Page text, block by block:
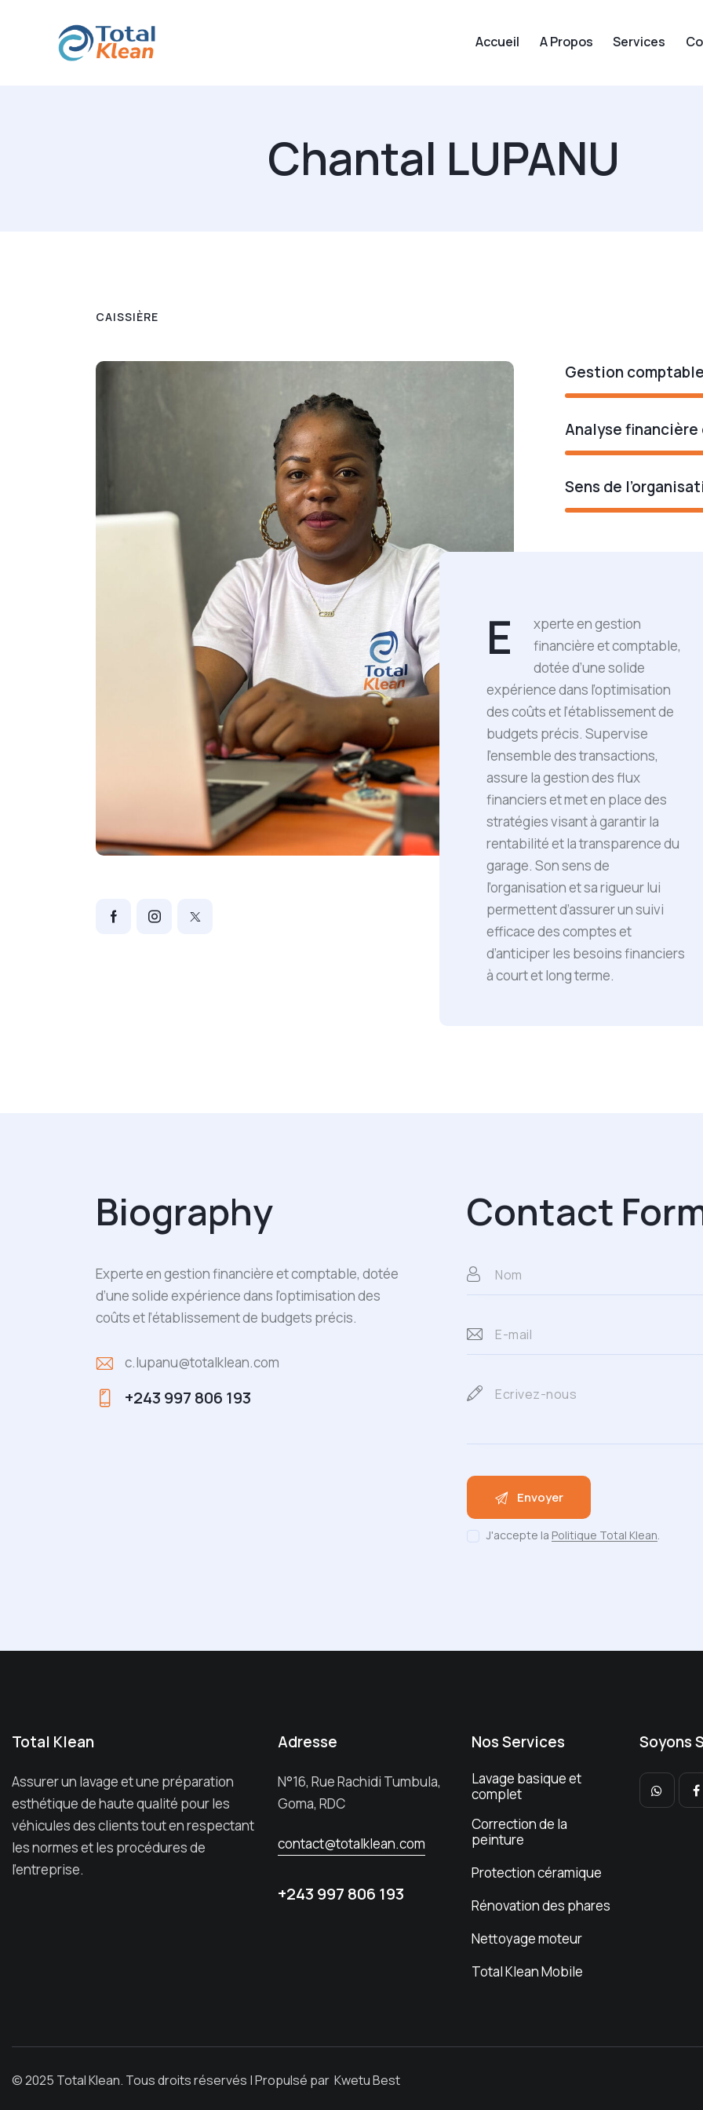
Accueil A Propos Services
Chantal LUPANU
CAISSIÈRE
Gestion
Analyse
Sens de
E
xperte en gestion
financière et comptable,
dotée d’une solide
expérience dans l’optimisation
des coûts et l’établissement de
budgets précis. Supervise
l’ensemble des transactions,
assure la gestion des flux
financiers et met en place des
stratégies visant à garantir la
rentabilité et la transparence du
garage. Son sens de
l’organisation et sa rigueur lui
permettent d’assurer un suivi
efficace des comptes et
d’anticiper les besoins financiers
à court et long terme.
Biography
Experte en gestion financière et comptable, dotée
d’une solide expérience dans l’optimisation des
coûts et l’établissement de budgets précis.
E-
m
c.lupanu@totalklean.com
+243 997 806 193
Contact
J'accepte la Politique Total Klean.
Total Klean
Assurer un lavage et une préparation
esthétique de haute qualité pour les
véhicules des clients tout en respectant
les normes et les procédures de
l’entreprise.
Adresse
N°16, Rue Rachidi Tumbula,
Goma, RDC
contact@totalklean.com
+243 997 806 193
Nos Services
Lavage basique et
complet
Correction de la
peinture
Protection céramique
Rénovation des phares
Nettoyage moteur
Total Klean Mobile
Soyons
© 2025 Total Klean. Tous droits réservés | Propulsé par Kwetu Best